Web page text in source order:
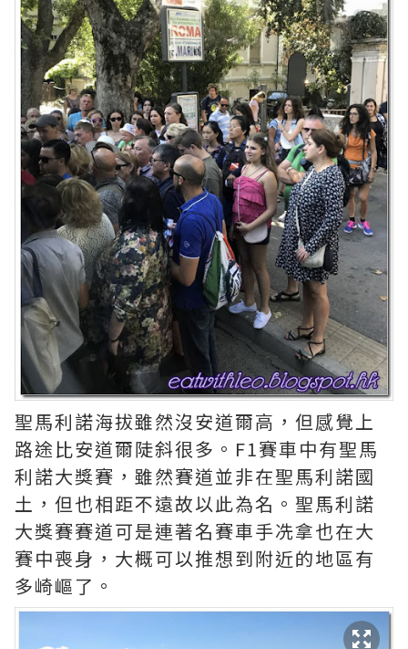
聖馬利諾海拔雖然沒安道爾高，但感覺上
路途比安道爾陡斜很多。F1賽車中有聖馬
利諾大獎賽，雖然賽道並非在聖馬利諾國
土，但也相距不遠故以此為名。聖馬利諾
大獎賽賽道可是連著名賽車手冼拿也在大
賽中喪身，大概可以推想到附近的地區有
多崎嶇了。